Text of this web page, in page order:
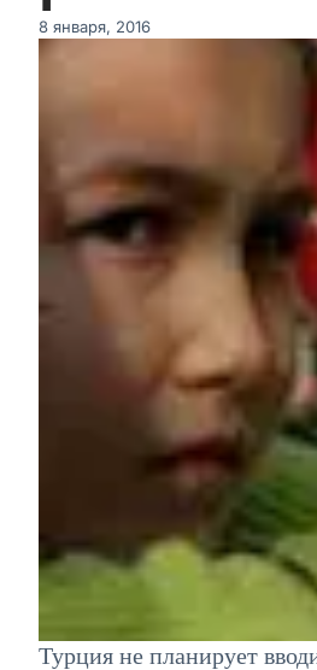
8 января, 2016
Турция не планирует